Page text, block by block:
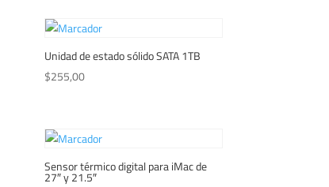
Unidad de estado sólido SATA 1TB
$255,00
Sensor térmico digital para iMac de
27″ y 21.5″